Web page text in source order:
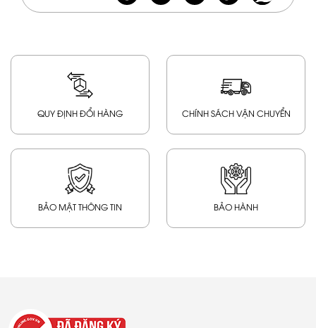
QUY ĐỊNH ĐỔI HÀNG CHÍNH SÁCH VẬN CHUYỂN
BẢO MẬT THÔNG TIN BẢO HÀNH